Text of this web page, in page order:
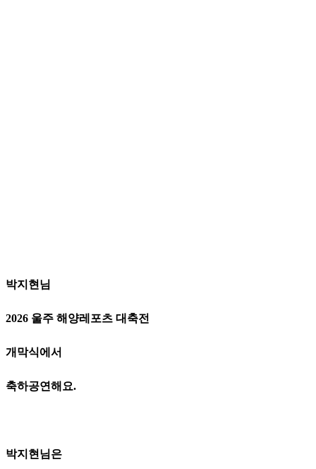
박지현님
2026 울주 해양레포츠 대축전
개막식에서
축하공연해요.
박지현님은